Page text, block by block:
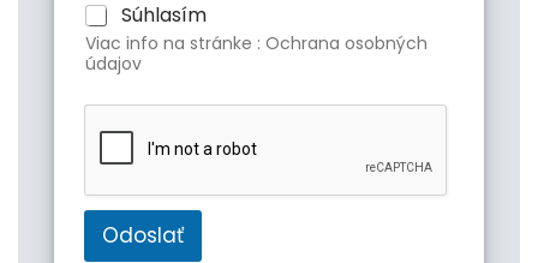
Súhlasím
Viac info na stránke : Ochrana osobných
údajov
Odoslať